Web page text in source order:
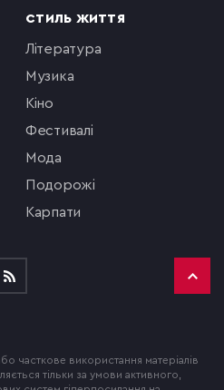
СТИЛЬ ЖИТТЯ
література
музика
кіно
фестивалі
мода
подорожі
Карпати
часткове використання матеріалів
тільки за умови активного,